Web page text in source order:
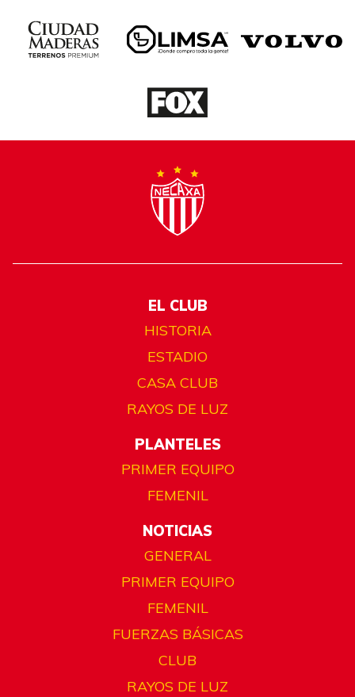
EL CLUB
HISTORIA
ESTADIO
CASA CLUB
RAYOS DE LUZ
PLANTELES
PRIMER EQUIPO
FEMENIL
NOTICIAS
GENERAL
PRIMER EQUIPO
FEMENIL
FUERZAS BÁSICAS
CLUB
RAYOS DE LUZ